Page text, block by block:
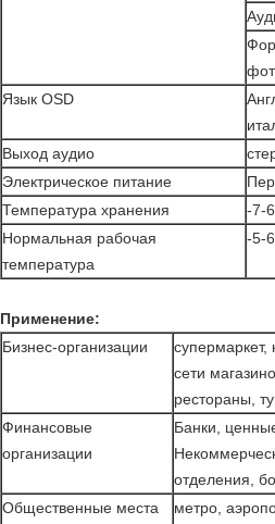
Язык OSD
Выход аудио
Электрическое питание
Температура хранения
-7-
Нормальная рабочая
температура
-5-
Применение:
Бизнес-организации
супермаркет,
сети
рестораны,
Финансовые
организации
Банки,
отделения,
Общественные места
метро,